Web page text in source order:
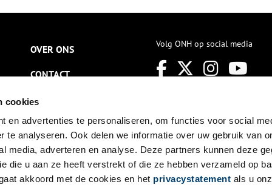
cookies
en advertenties te personaliseren, om functies voor social
te analyseren. Ook delen we informatie over uw gebruik van
media, adverteren en analyse. Deze partners kunnen deze
die u aan ze heeft verstrekt of die ze hebben verzameld op
akkoord met de cookies en het privacystatement als u
OVER ONS
CONTACT
NIEUWSBRIEF
DISCLAIMER
PRIVACY
TOEGANKELIJKHEID
Volg ONH op social media